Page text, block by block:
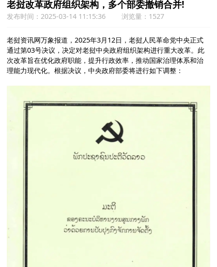
老挝改革政府组织架构，多个部委撤销合并!
发布时间：2025-03-14 11:15:36 浏览量：1527
老挝资讯网万象报道，2025年3月12日，老挝人民革命党中央正式
通过第03号决议，决定对老挝中央政府组织架构进行重大改革。此
次改革旨在优化政府职能，提升行政效率，推动国家治理体系和治
理能力现代化。根据决议，中央政府部委将进行如下调整：